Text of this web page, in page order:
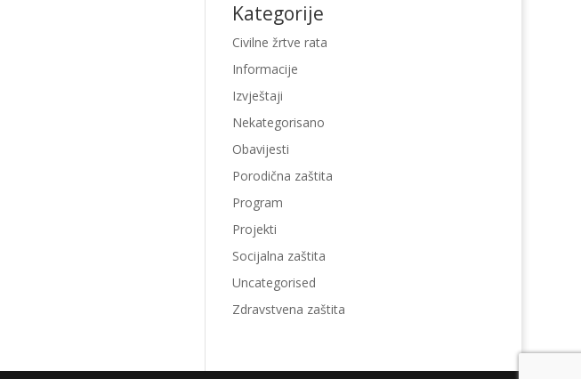
Kategorije
Civilne žrtve rata
Informacije
Izvještaji
Nekategorisano
Obavijesti
Porodična zaštita
Program
Projekti
Socijalna zaštita
Uncategorised
Zdravstvena zaštita